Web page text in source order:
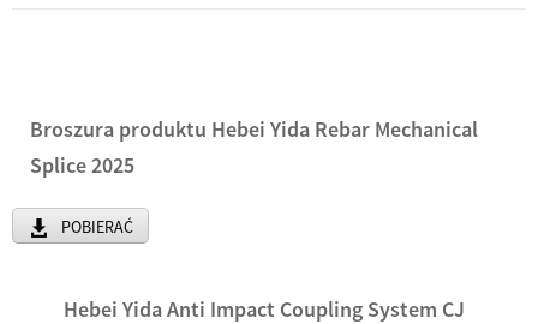
Broszura produktu Hebei Yida Rebar Mechanical
Splice 2025
POBIERAĆ
Hebei Yida Anti Impact Coupling System CJ